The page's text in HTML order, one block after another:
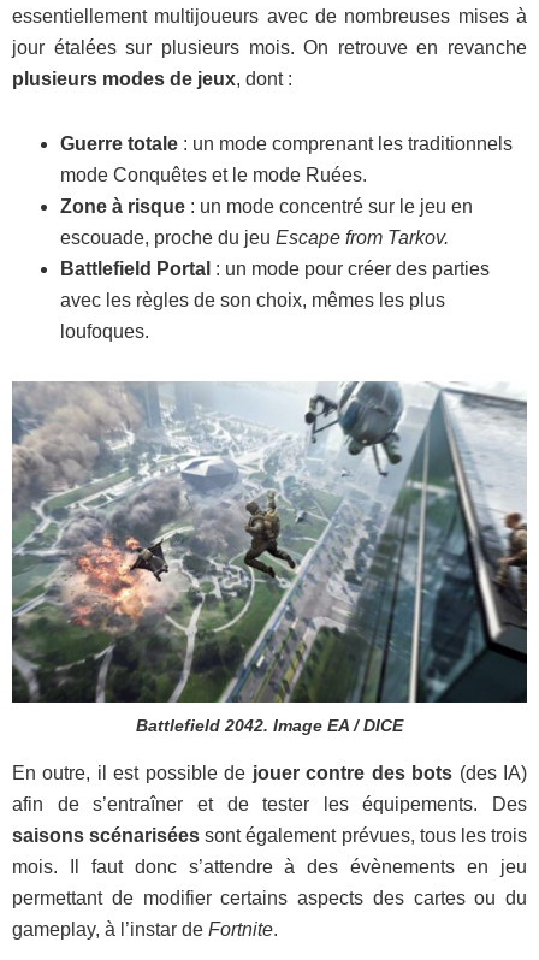
essentiellement multijoueurs avec de nombreuses mises à
jour étalées sur plusieurs mois. On retrouve en revanche
plusieurs modes de jeux, dont :
Guerre totale : un mode comprenant les traditionnels
mode Conquêtes et le mode Ruées.
Zone à risque : un mode concentré sur le jeu en
escouade, proche du jeu Escape from Tarkov.
Battlefield Portal : un mode pour créer des parties
avec les règles de son choix, mêmes les plus
loufoques.
Battlefield 2042. Image EA / DICE
En outre, il est possible de jouer contre des bots (des IA)
afin de s’entraîner et de tester les équipements. Des
saisons scénarisées sont également prévues, tous les trois
mois. Il faut donc s’attendre à des évènements en jeu
permettant de modifier certains aspects des cartes ou du
gameplay, à l’instar de Fortnite.